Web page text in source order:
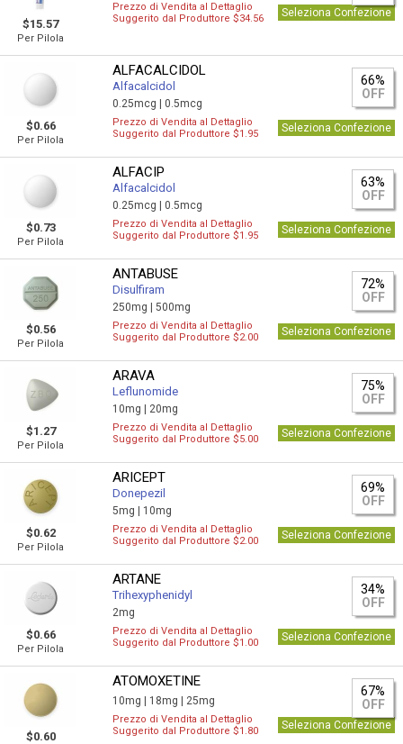
$15.57
Per Pilola
Prezzo di Vendita al Dettaglio
Suggerito dal Produttore $34.56
Seleziona Confezione
$0.66
Per Pilola
ALFACALCIDOL
Alfacalcidol
0.25mcg |0.5mcg
66%
OFF
Prezzo di Vendita al Dettaglio
Suggerito dal Produttore $1.95
Seleziona Confezione
$0.73
Per Pilola
ALFACIP
Alfacalcidol
0.25mcg |0.5mcg
63%
OFF
Prezzo di Vendita al Dettaglio
Suggerito dal Produttore $1.95
Seleziona Confezione
$0.56
Per Pilola
ANTABUSE
Disulfiram
250mg |500mg
72%
OFF
Prezzo di Vendita al Dettaglio
Suggerito dal Produttore $2.00
Seleziona Confezione
$1.27
Per Pilola
ARAVA
Leflunomide
10mg | 20mg
75%
OFF
Prezzo di Vendita al Dettaglio
Suggerito dal Produttore $5.00
Seleziona Confezione
$0.62
Per Pilola
ARICEPT
Donepezil
5mg | 10mg
69%
OFF
Prezzo di Vendita al Dettaglio
Suggerito dal Produttore $2.00
Seleziona Confezione
$0.66
Per Pilola
ARTANE
Trihexyphenidyl
2mg
34%
OFF
Prezzo di Vendita al Dettaglio
Suggerito dal Produttore $1.00
Seleziona Confezione
$0.60
ATOMOXETINE
10mg | 18mg | 25mg
67%
OFF
Prezzo di Vendita al Dettaglio
Suggerito dal Produttore $1.80
Seleziona Confezione